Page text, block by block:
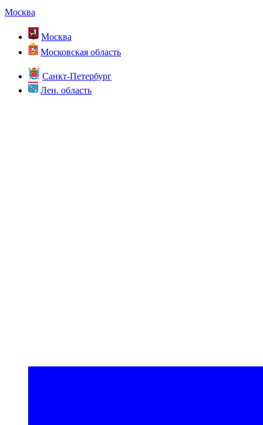
Москва
Москва
Московская область
Санкт-Петербург
Лен. область